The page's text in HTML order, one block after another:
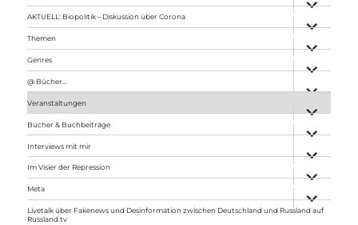
anzeigen
AKTUELL: Biopolitik – Diskussion über Corona
anzeigen
Themen
anzeigen
Genres
anzeigen
@ Bücher…
Veranstaltungen
anzeigen
Bücher & Buchbeiträge
anzeigen
Interviews mit mir
anzeigen
Im Visier der Repression
anzeigen
Meta
anzeigen
Livetalk über Fakenews und Desinformation zwischen Deutschland und Russland auf
Russland.tv